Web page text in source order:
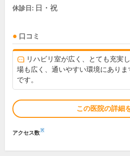
休診日: 日・祝
口コミ
リハビリ室が広く、とても充実
場も広く、通いやすい環境にあり
です。
この医院の詳細
アクセス数※